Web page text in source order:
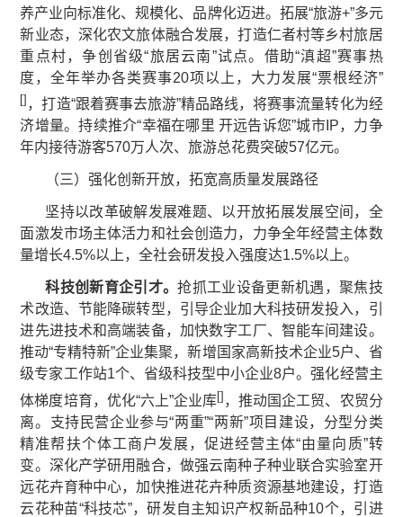
养产业向标准化、规模化、品牌化迈进。拓展“旅游+”多元
新业态，深化农文旅体融合发展，打造仁者村等乡村旅居
重点村，争创省级“旅居云南”试点。借助“滇超”赛事热
度，全年举办各类赛事20项以上，大力发展“票根经济”
[] ，打造“跟着赛事去旅游”精品路线，将赛事流量转化为经
济增量。持续推介“幸福在哪里 开远告诉您”城市IP，力争
年内接待游客570万人次、旅游总花费突破57亿元。
（三）强化创新开放，拓宽高质量发展路径
坚持以改革破解发展难题、以开放拓展发展空间，全
面激发市场主体活力和社会创造力，力争全年经营主体数
量增长4.5%以上，全社会研发投入强度达1.5%以上。
科技创新育企引才。抢抓工业设备更新机遇，聚焦技
术改造、节能降碳转型，引导企业加大科技研发投入，引
进先进技术和高端装备，加快数字工厂、智能车间建设。
推动“专精特新”企业集聚，新增国家高新技术企业5户、省
级专家工作站1个、省级科技型中小企业8户。强化经营主
体梯度培育，优化“六上”企业库[] ，推动国企工贸、农贸分
离。支持民营企业参与“两重”“两新”项目建设，分型分类
精准帮扶个体工商户发展，促进经营主体“由量向质”转
变。深化产学研用融合，做强云南种子种业联合实验室开
远花卉育种中心，加快推进花卉种质资源基地建设，打造
云花种苗“科技芯”，研发自主知识产权新品种10个，引进